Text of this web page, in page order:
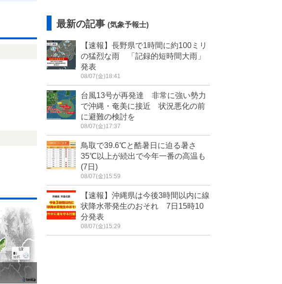
最新の記事 (気象予報士)
【速報】長野県で1時間に約100ミリ
の猛烈な雨 「記録的短時間大雨」
発表
08/07(金)18:41
台風13号が再発達 非常に強い勢力
で沖縄・奄美に接近 状況悪化の前
に避難の検討を
08/07(金)17:37
鳥取で39.6℃と酷暑日に迫る暑さ
35℃以上が続出で今年一番の高温も
(7日)
08/07(金)15:59
【速報】沖縄県は今後3時間以内に線
状降水帯発生のおそれ 7日15時10
分発表
08/07(金)15:29